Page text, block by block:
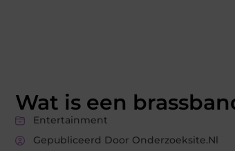
Wat is een
Entertainment
Gepubliceerd Door Onderzoeksite.nl